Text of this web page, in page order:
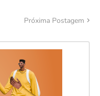
Próxima Postagem